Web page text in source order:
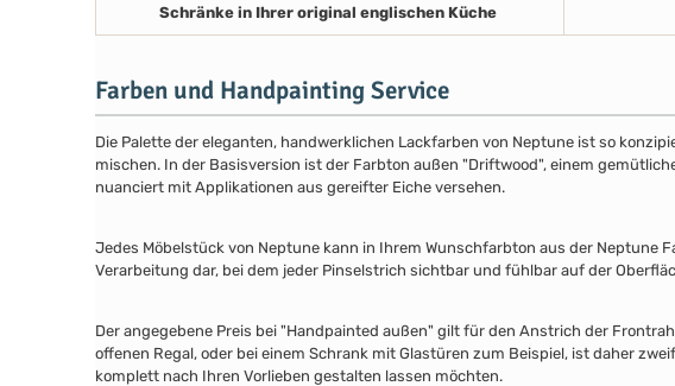
Schränke in Ihrer original englischen Küche
Farben und Handpainting Service
Die Palette der eleganten, handwerklichen Lackfarben von Neptune ist so
mischen. In der Basisversion ist der Farbton außen "Driftwood", einem
nuanciert mit Applikationen aus gereifter Eiche versehen.
Jedes Möbelstück von Neptune kann in Ihrem Wunschfarbton aus der Neptune
Verarbeitung dar, bei dem jeder Pinselstrich sichtbar und fühlbar auf der
Der angegebene Preis bei "Handpainted außen" gilt für den Anstrich der
offenen Regal, oder bei einem Schrank mit Glastüren zum Beispiel, ist daher
komplett nach Ihren Vorlieben gestalten lassen möchten.